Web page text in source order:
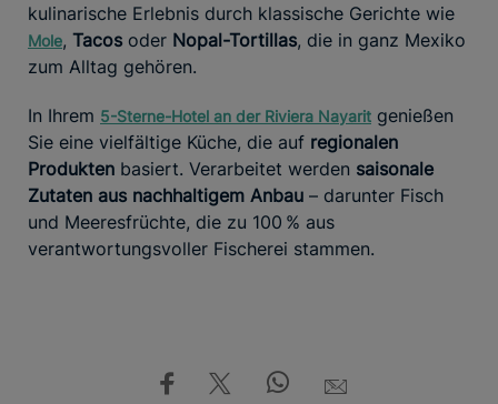
kulinarische Erlebnis durch klassische Gerichte wie
Mole, Tacos oder Nopal-Tortillas, die in ganz Mexiko
zum Alltag gehören.
In Ihrem 5-Sterne-Hotel an der Riviera Nayarit genießen
Sie eine vielfältige Küche, die auf regionalen
Produkten basiert. Verarbeitet werden saisonale
Zutaten aus nachhaltigem Anbau – darunter Fisch
und Meeresfrüchte, die zu 100 % aus
verantwortungsvoller Fischerei stammen.